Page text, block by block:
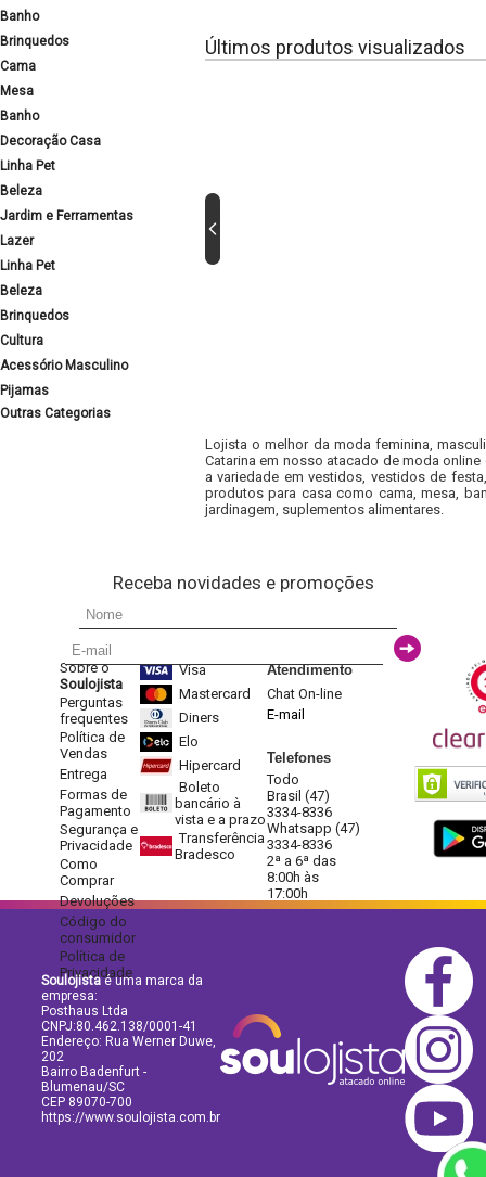
Banho
Brinquedos
Cama
Mesa
Banho
Decoração Casa
Linha Pet
Beleza
Jardim e Ferramentas
Lazer
Linha Pet
Beleza
Brinquedos
Cultura
Acessório Masculino
Pijamas
Outras Categorias
Últimos produtos visualizados
Lojista o melhor da moda feminina,
Catarina em nosso atacado de moda
a variedade em vestidos, vestidos de
produtos para casa como cama, mesa,
jardinagem, suplementos alimentares.
Receba novidades e promoções
Sobre o
Soulojista
Perguntas
frequentes
Política de
Vendas
Entrega
Formas de
Pagamento
Segurança e
Privacidade
Como
Comprar
Devoluções
Código do
consumidor
Política de
Privacidade
Visa
Mastercard
Diners
Elo
Hipercard
Boleto
bancário à
vista e a prazo
Transferência
Bradesco
Atendimento
Chat On-line
E-mail
Telefones
Todo
Brasil (47)
3334-8336
Whatsapp (47)
3334-8336
2ª a 6ª das
8:00h às
17:00h
Soulojistaé uma marca da
empresa:
Posthaus Ltda
CNPJ:80.462.138/0001-41
Endereço: Rua Werner Duwe,
202
Bairro Badenfurt -
Blumenau/SC
CEP 89070-700
https://www.soulojista.com.br